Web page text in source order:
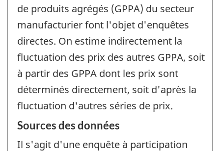
de produits agrégés (GPPA) du secteur
manufacturier font l'objet d'enquêtes
directes. On estime indirectement la
fluctuation des prix des autres GPPA, soit
à partir des GPPA dont les prix sont
déterminés directement, soit d'après la
fluctuation d'autres séries de prix.
Sources des données
Il s'agit d'une enquête à participation